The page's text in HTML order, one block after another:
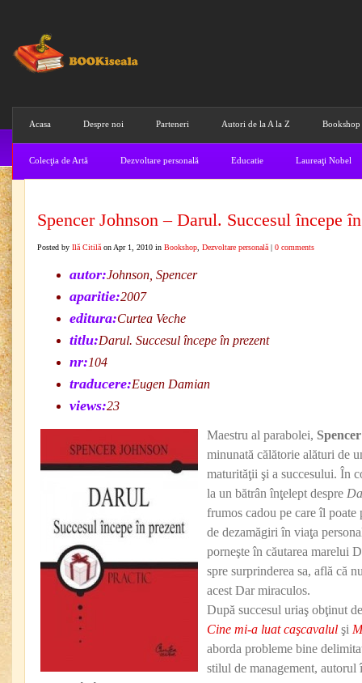
Acasa Despre noi Parteneri Autori de la A la Z Bookshop
Colecţia de Artă Dezvoltare personală Educatie Laureaţi Nobel
Spencer Johnson – Darul. Succesul începe
Posted by Ilă Citilă on Apr 1, 2010 in Bookshop Dezvoltare personală | 0 comments
autor:Johnson, Spencer
aparitie:2007
editura:Curtea Veche
titlu:Darul. Succesul începe în prezent
nr:104
traducere:Eugen Damian
views:23
Maestru al parabolei,
minunată călătorie alături de
maturităţii şi a succesului. În
la un bătrân înţelept despre
frumos cadou pe care îl
de dezamăgiri în viaţa
porneşte în căutarea marelui
spre surprinderea sa, află că
acest Dar miraculos.
După succesul uriaş obţinut
Cine mi-a luat caşcavalul şi
aborda probleme bine
stilul de management,